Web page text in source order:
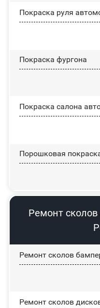
Покраска руля
Покраска фургона
Покраска салона
Порошковая
Ремонт
Ремонт сколов
Ремонт сколов